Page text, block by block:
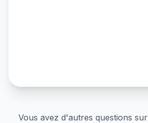
Vous avez d'autres questions sur